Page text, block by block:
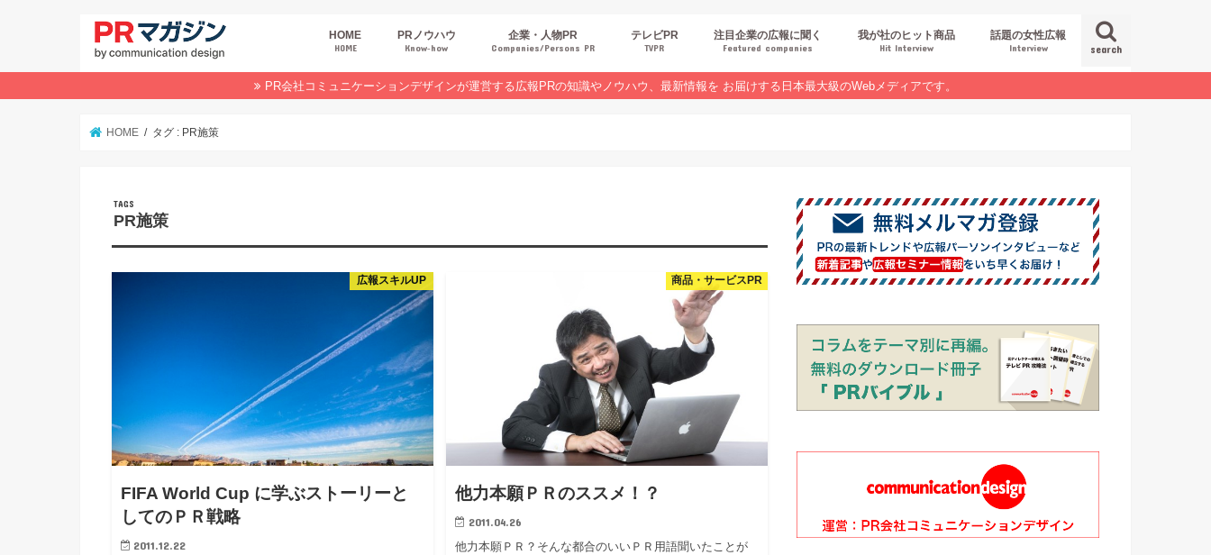
search
HOME
HOME
PRノウハウ
Know‐how
広報スキルUP
商品・サービスPR
デジタルPR
PRトレンド
イベントPR
業界コラム
オンラインセミナーレポート
企業・人物PR
Companies/Persons PR
テレビPR
TVPR
注目企業の広報に聞く
Featured companies
我が社のヒット商品
Hit Interview
話題の女性広報
Interview
PR会社コミュニケーションデザインが運営する広報PRの知識やノウハウ、最新情報を お届けする日本最大級のWebメディアです。
HOME タグ : PR施策
PR施策
広報スキルUP
FIFA World Cup に学ぶストーリーと
してのＰＲ戦略
2011.12.22
商品・サービスPR
他力本願ＰＲのススメ！？
2011.04.26
他力本願ＰＲ？そんな都合のいいＰＲ用語聞いたことが